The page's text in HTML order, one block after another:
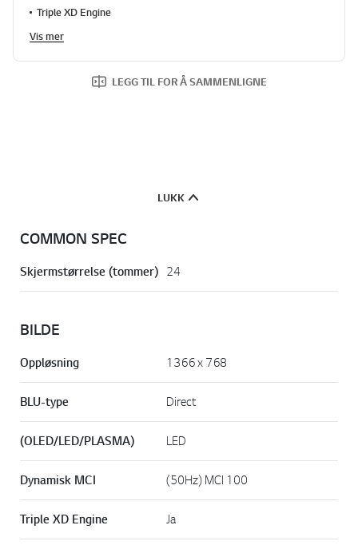
Triple XD Engine
Vis mer
LEGG TIL FOR Å SAMMENLIGNE
LUKK
COMMON SPEC
Skjermstørrelse (tommer) 24
BILDE
Oppløsning 1366 x 768
BLU-type Direct
(OLED/LED/PLASMA) LED
Dynamisk MCI (50Hz) MCI 100
Triple XD Engine Ja